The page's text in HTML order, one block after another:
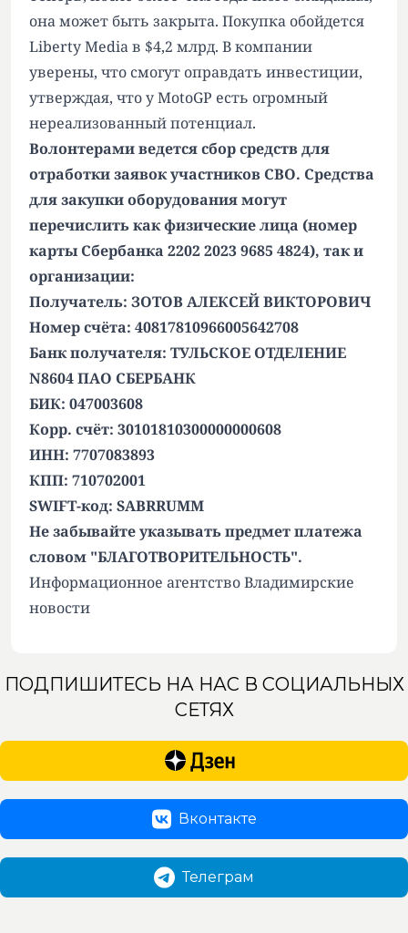
она может быть закрыта. Покупка обойдется
Liberty Media в $4,2 млрд. В компании
уверены, что смогут оправдать инвестиции,
утверждая, что у MotoGP есть огромный
нереализованный потенциал.
Волонтерами ведется сбор средств для
отработки заявок участников СВО. Средства
для закупки оборудования могут
перечислить как физические лица (номер
карты Сбербанка 2202 2023 9685 4824), так и
организации:
Получатель: ЗОТОВ АЛЕКСЕЙ ВИКТОРОВИЧ
Номер счёта: 40817810966005642708
Банк получателя: ТУЛЬСКОЕ ОТДЕЛЕНИЕ
N8604 ПАО СБЕРБАНК
БИК: 047003608
Корр. счёт: 30101810300000000608
ИНН: 7707083893
КПП: 710702001
SWIFT-код: SABRRUMM
Не забывайте указывать предмет платежа
словом "БЛАГОТВОРИТЕЛЬНОСТЬ".
Информационное агентство Владимирские
новости
ПОДПИШИТЕСЬ НА НАС В СОЦИАЛЬНЫХ
СЕТЯХ
Вконтакте
Телеграм